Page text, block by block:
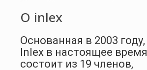
О inlex
Основанная в 2003 году,
Inlex в настоящее время
состоит из 19 членов,